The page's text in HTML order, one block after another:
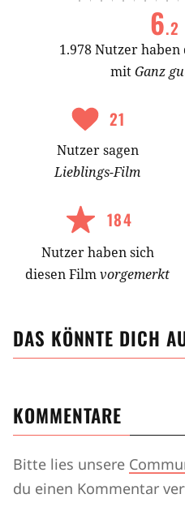
6.2
1.978 Nutzer
mitGanz
21
Nutzersagen
Lieblings-Film
184
Nutzerhabensich
diesen Filmvorgemerkt
DAS KÖNNTE DICH
KOMMENTARE
Bitte lies unsere
du einen Kommentar